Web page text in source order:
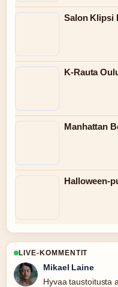
Salon Klipsi
K-Rauta
Manhattan
Halloween-
LIVE-KOMMENTIT
Mikael Laine
Hyvaa taustoitusta